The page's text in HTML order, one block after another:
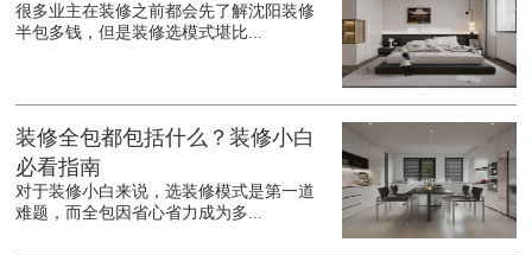
很多业主在装修之前都会先了解沈阳装修
半包多钱，但是装修选模式堪比...
装修全包都包括什么？装修小白
必看指南
对于装修小白来说，选装修模式是第一道
难题，而全包因省心省力成为多...